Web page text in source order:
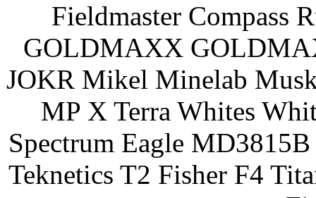
Fieldmaster Compass
GOLDMAXX
JOKR Mikel Minelab
MP X Terra Whites
Spectrum Eagle
Teknetics T2 Fisher F4